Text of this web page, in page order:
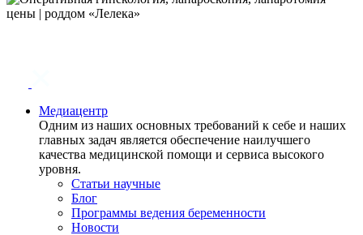
Медиацентр
Одним из наших основных требований к себе и наших
главных задач является обеспечение наилучшего
качества медицинской помощи и сервиса высокого
уровня.
Статьи научные
Блог
Программы ведения беременности
Новости